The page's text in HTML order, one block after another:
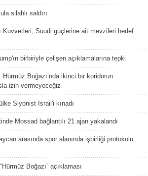
silahlı saldırı
Kuvvetleri, Suudi güçlerine ait mevzileri hedef
birbiriyle çelişen açıklamalarına tepki
Hürmüz Boğazı’nda ikinci bir koridorun
izin vermeyeceğiz
Siyonist İsrail'i kınadı
Mossad bağlantılı 21 ajan yakalandı
arasında spor alanında işbirliği protokolü
Boğazı” açıklaması